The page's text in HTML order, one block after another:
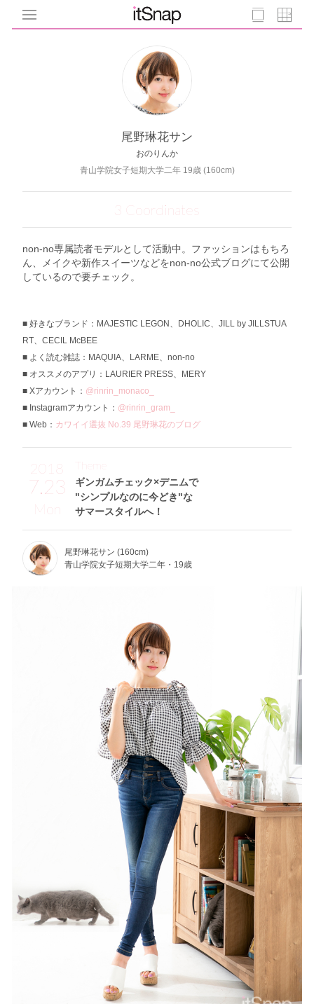
尾野琳花サン
おのりんか
青山学院女子短期大学二年 19歳 (160cm)
3 Coordinates
non-no専属読者モデルとして活動中。ファッションはもちろ
ん、メイクや新作スイーツなどをnon-no公式ブログにて公開
しているので要チェック。
好きなブランド：MAJESTIC LEGON、DHOLIC、JILL by JILLSTUA
RT、CECIL McBEE
よく読む雑誌：MAQUIA、LARME、non-no
オススメのアプリ：LAURIER PRESS、MERY
Xアカウント： @rinrin_monaco_
Instagramアカウント： @rinrin_gram_
Web： カワイイ選抜 No.39 尾野琳花のブログ
2018
7.23
Mon
ギンガムチェック×デニムで
"シンプルなのに今どき"な
サマースタイルへ！
Theme
尾野琳花サン (160cm)
青山学院女子短期大学二年・19歳